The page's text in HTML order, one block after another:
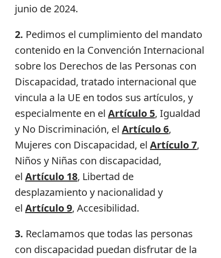
junio de 2024.
2. Pedimos el cumplimiento del mandato
contenido en la Convención Internacional
sobre los Derechos de las Personas con
Discapacidad, tratado internacional que
vincula a la UE en todos sus artículos, y
especialmente en el Artículo 5, Igualdad
y No Discriminación, el Artículo 6,
Mujeres con Discapacidad, el Artículo 7,
Niños y Niñas con discapacidad,
el Artículo 18, Libertad de
desplazamiento y nacionalidad y
el Artículo 9, Accesibilidad.
3. Reclamamos que todas las personas
con discapacidad puedan disfrutar de la